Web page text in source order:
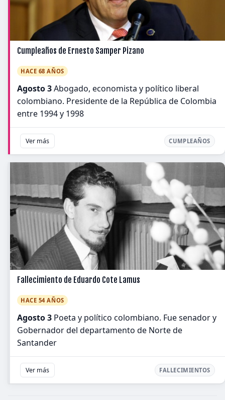
Cumpleaños de Ernesto Samper Pizano
HACE 68 AÑOS
Agosto 3Abogado, economista y político liberal
colombiano. Presidente de la República de Colombia
entre 1994 y 1998
Ver más CUMPLEAÑOS
Fallecimiento de Eduardo Cote Lamus
HACE 54 AÑOS
Agosto 3 Poeta y político colombiano. Fue senador y
Gobernador del departamento de Norte de
Santander
Ver más FALLECIMIENTOS